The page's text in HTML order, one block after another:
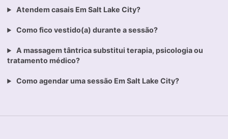
Atendem casais Em Salt Lake City?
Como fico vestido(a) durante a sessão?
A massagem tântrica substitui terapia, psicologia ou
tratamento médico?
Como agendar uma sessão Em Salt Lake City?